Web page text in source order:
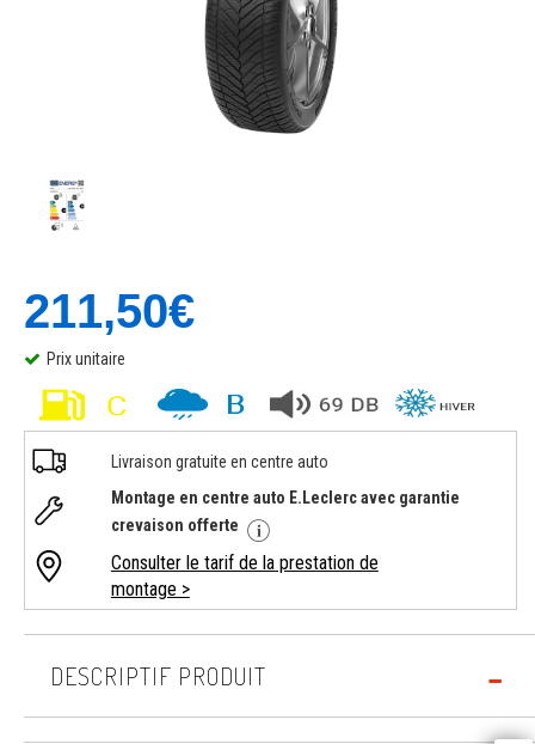
211,50€
Prix unitaire
Livraison gratuite en centre auto
Montage en centre auto E.Leclerc avec garantie
crevaison offerte
Consulter le tarif de la prestation de
montage >
DESCRIPTIF PRODUIT